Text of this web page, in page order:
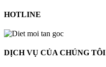
HOTLINE
DỊCH VỤ CỦA CHÚNG TÔI